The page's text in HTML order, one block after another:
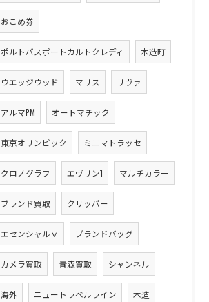
おこめ券
ポルトパスポートカルトクレディ 木造町
ウエッジウッド マリス リヴァ
アルマPM オートマチック
東京オリンピック ミニマトラッセ
クロノグラフ エヴリン1 マルチカラー
ブランド買取 クリッパー
エセンシャルｖ ブランドバッグ
カメラ買取 青森買取 シャンネル
海外 ニュートラベルライン 木造